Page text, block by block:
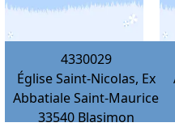
4330029
Église Saint-Nicolas, Ex
Abbatiale Saint-Maurice
33540 Blasimon